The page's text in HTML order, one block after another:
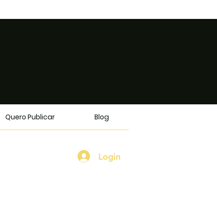
Quero Publicar Blog
Login